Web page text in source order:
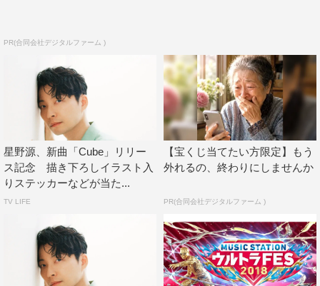
PR(合同会社デジタルファーム )
星野源、新曲「Cube」リリー
ス記念 描き下ろしイラスト入
りステッカーなどが当た...
TV LIFE
【宝くじ当てたい方限定】もう
外れるの、終わりにしませんか
PR(合同会社デジタルファーム )